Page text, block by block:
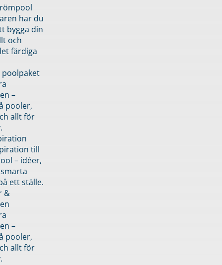
har du
bygga din
och
färdiga
–
pooler,
allt för
till
– idéer,
ett ställe.
&
–
pooler,
allt för